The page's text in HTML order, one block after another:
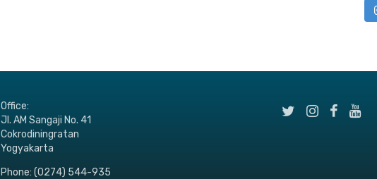
Office:
Jl. AM Sangaji No. 41
Cokrodiningratan
Yogyakarta
Phone: (0274) 544-935